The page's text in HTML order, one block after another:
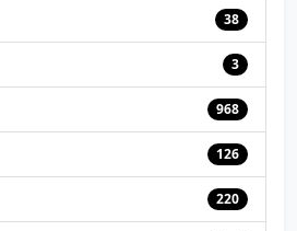
38
3
968
126
220